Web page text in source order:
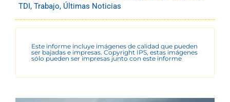
TDI, Trabajo, Últimas Noticias
Este informe incluye imágenes de calidad que pueden
ser bajadas e impresas. Copyright IPS, estas imágenes
sólo pueden ser impresas junto con este informe